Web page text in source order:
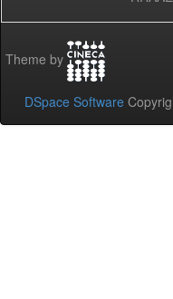
Theme by
DSpace Software